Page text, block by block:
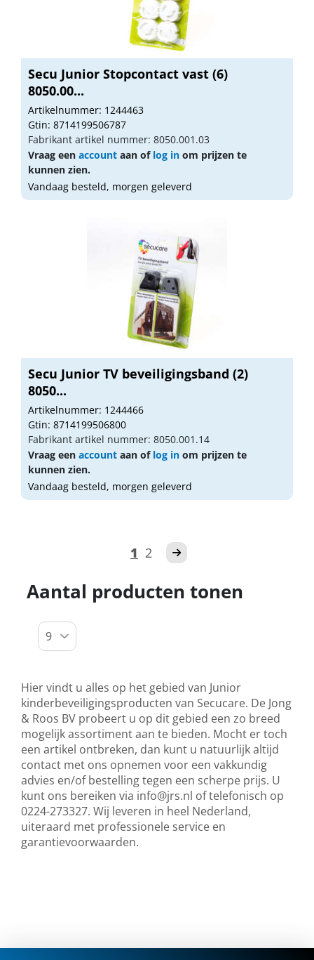
Secu Junior Stopcontact vast (6)
8050.00...
Artikelnummer: 1244463
Gtin: 8714199506787
Fabrikant artikel nummer: 8050.001.03
Vraag een account aan of log in om prijzen te
kunnen zien.
Vandaag besteld, morgen geleverd
Secu Junior TV beveiligingsband (2)
8050...
Artikelnummer: 1244466
Gtin: 8714199506800
Fabrikant artikel nummer: 8050.001.14
Vraag een account aan of log in om prijzen te
kunnen zien.
Vandaag besteld, morgen geleverd
1 2
Aantal producten tonen
Hier vindt u alles op het gebied van Junior
kinderbeveiligingsproducten van Secucare. De Jong
& Roos BV probeert u op dit gebied een zo breed
mogelijk assortiment aan te bieden. Mocht er toch
een artikel ontbreken, dan kunt u natuurlijk altijd
contact met ons opnemen voor een vakkundig
advies en/of bestelling tegen een scherpe prijs. U
kunt ons bereiken via info@jrs.nl of telefonisch op
0224-273327. Wij leveren in heel Nederland,
uiteraard met professionele service en
garantievoorwaarden.